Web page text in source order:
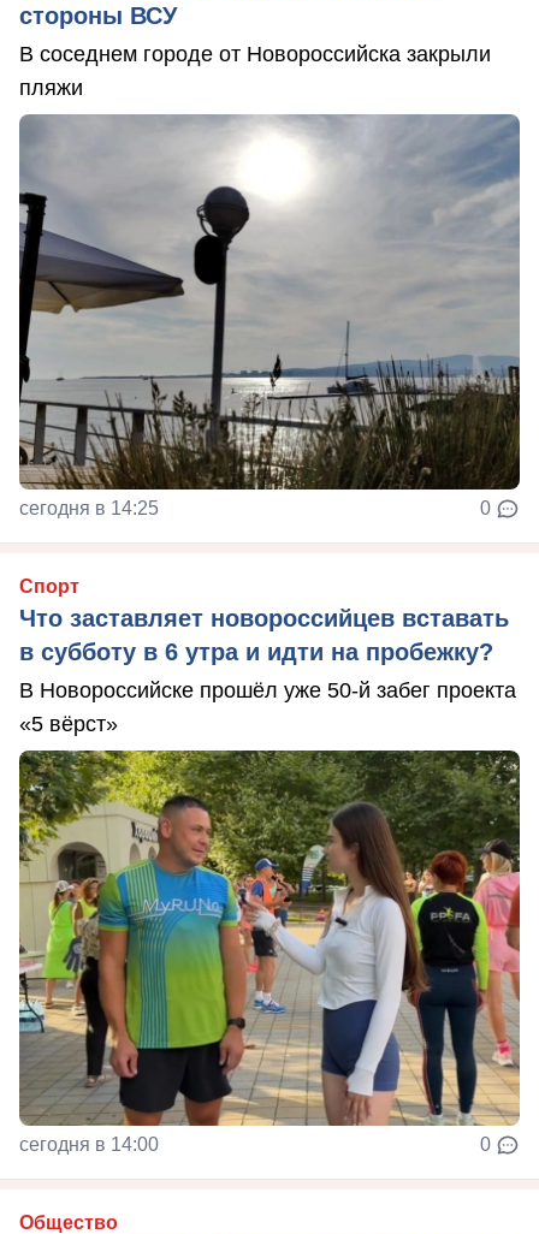
стороны ВСУ
В соседнем городе от Новороссийска закрыли
пляжи
сегодня в 14:25 0
Спорт
Что заставляет новороссийцев вставать
в субботу в 6 утра и идти на пробежку?
В Новороссийске прошёл уже 50-й забег проекта
«5 вёрст»
сегодня в 14:00 0
Общество